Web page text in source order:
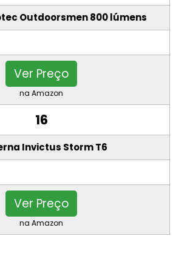
Outdoorsmen 800 lúmens
Ver Preço
na Amazon
16
Invictus Storm T6
Ver Preço
na Amazon